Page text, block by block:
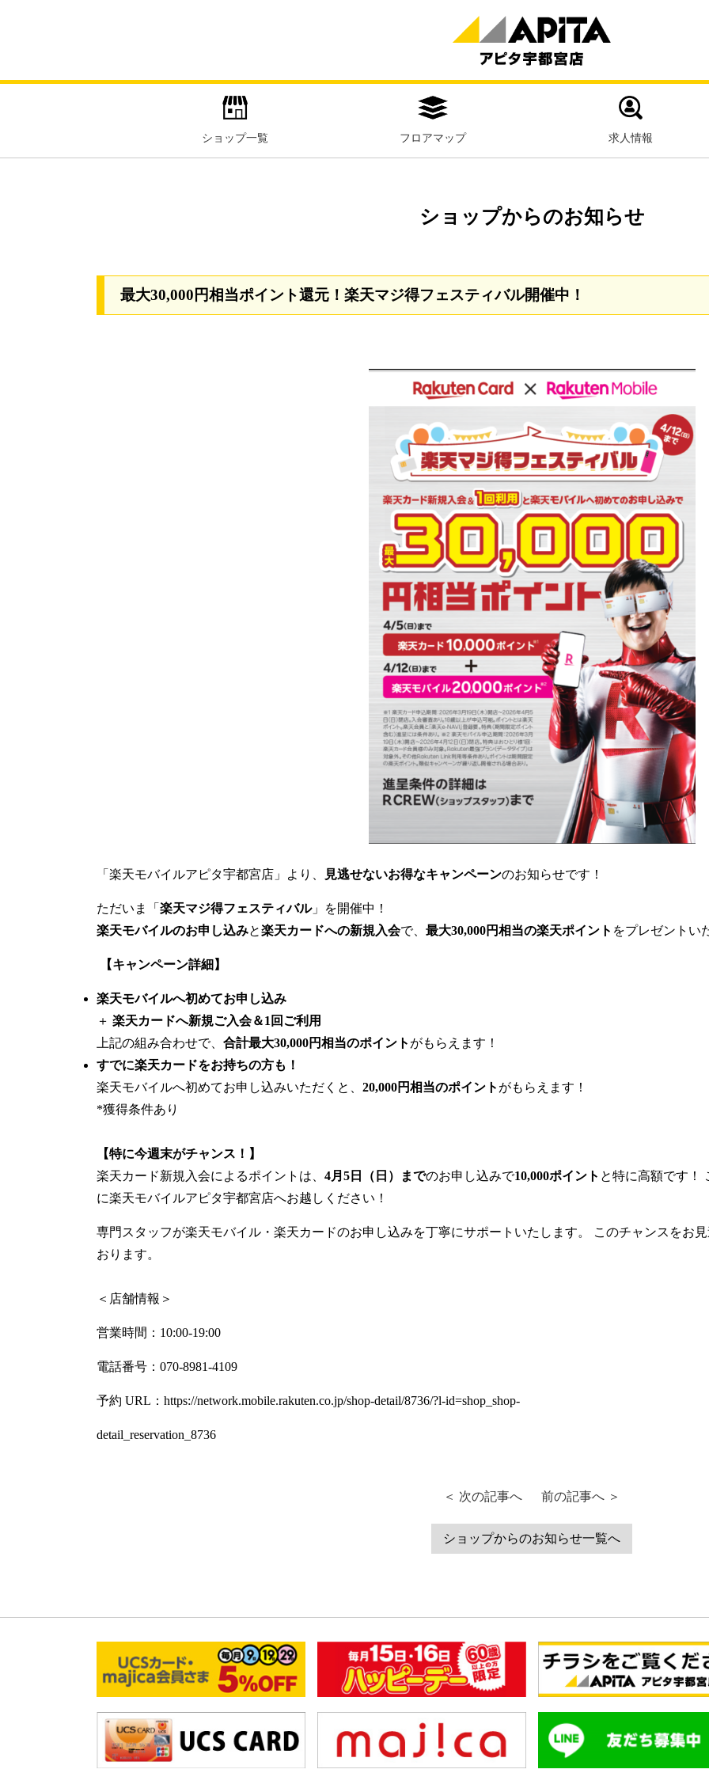
ショップ一覧 フロアマップ 求人情報
ショップからのお知らせ
最大30,000円相当ポイント還元！楽天マジ得フェスティバル開催中！
「楽天モバイルアピタ宇都宮店」より、 見逃せないお得なキャンペーンのお知らせです！
ただいま「 楽天マジ得フェスティバル」を開催中！
楽天モバイルのお申し込みと楽天カードへの新規入会で、 最大30,000円相当の楽天ポイント をプレゼントい
【キャンペーン詳細】
楽天モバイルへ初めてお申し込み
＋ 楽天カードへ新規ご入会＆1回ご利用
上記の組み合わせで、 合計最大30,000円相当のポイント がもらえます！
すでに楽天カードをお持ちの方も！
楽天モバイルへ初めてお申し込みいただくと、 20,000円相当のポイント がもらえます！
*獲得条件あり
【特に今週末がチャンス！】
楽天カード新規入会によるポイントは、 4月5日（日）までのお申し込みで10,000ポイント と特に高額です！
に楽天モバイルアピタ宇都宮店へお越しください！
専門スタッフが楽天モバイル・楽天カードのお申し込みを丁寧にサポートいたします。 このチャンスをお
おります。
＜店舗情報＞
営業時間：10:00-19:00
電話番号：070-8981-4109
予約 URL：https://network.mobile.rakuten.co.jp/shop-detail/8736/?l-id=shop_shop-
detail_reservation_8736
＜ 次の記事へ 前の記事へ ＞
ショップからのお知らせ一覧へ